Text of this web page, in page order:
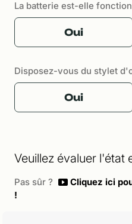
La batterie est-elle
Oui
Disposez-vous du stylet
Oui
Veuillez évaluer l'état
Pas sûr ?
Cliquez ici
!